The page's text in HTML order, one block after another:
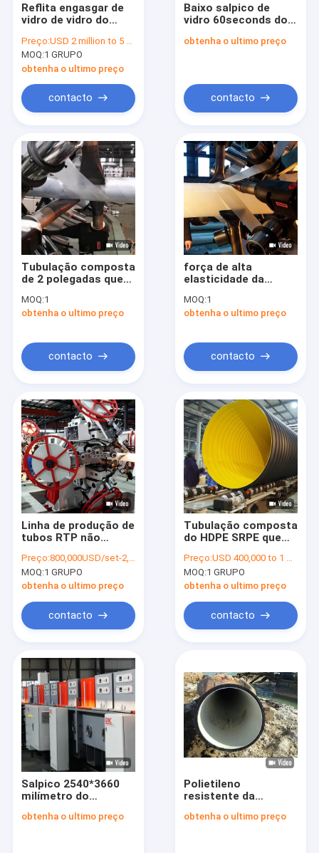
Casa
Produtos
Sobre nós
Controle da qualidade
contacte-nos
Peça umas citações
Linha do RTP
Linha de produção da tubulação do RTP
Linha de produção ondulada da tubulação
Reflita engasgar de
vidro de vidro do
da máquina de
revestimento baixo E
de PVD
Preço:USD 2 million to 5 million
MOQ:1 GRUPO
obtenha o ultimo preço
contacto
Baixo salpico de
vidro 60seconds do
equipamento da
milímetros
obtenha o ultimo preço
contacto
Tubulação composta
de 2 polegadas que
corrosão API 15S
MOQ:1
obtenha o ultimo preço
contacto
força de alta
elasticidade da
RTP 750 libras por
polegada quadrada
MOQ:1
obtenha o ultimo preço
contacto
Linha de produção de
tubos RTP não
recolhimento de óleo
e gás
Preço:800,000USD/set-2,000,000USD/set
MOQ:1 GRUPO
obtenha o ultimo preço
contacto
Tubulação composta
do HDPE SRPE que
800Mpa para a
drenagem do esgoto
Preço:USD 400,000 to 1 million
MOQ:1 GRUPO
obtenha o ultimo preço
contacto
Salpico 2540*3660
milímetro do
máquina de
obtenha o ultimo preço
Polietileno
resistente da
abrasão do desgaste
obtenha o ultimo preço